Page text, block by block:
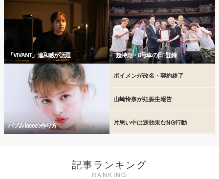
「VIVANT」違和感が話題 “超特急・8号車の日”登録
バブみfaceの作り方
ボイメンが改名・契約終了
山崎怜奈が妊娠生報告
片思い中は逆効果なNG行動
記事ランキング
RANKING